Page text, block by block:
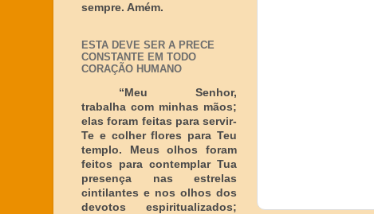
sempre. Amém.
ESTA DEVE SER A PRECE
CONSTANTE EM TODO
CORAÇÃO HUMANO
“Meu Senhor,
trabalha com minhas mãos;
elas foram feitas para servir-
Te e colher flores para Teu
templo. Meus olhos foram
feitos para contemplar Tua
presença nas estrelas
cintilantes e nos olhos dos
devotos espiritualizados;